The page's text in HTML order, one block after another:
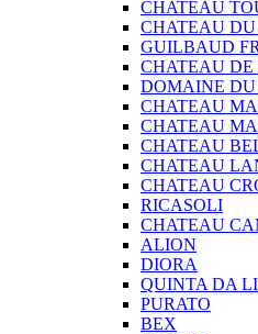
CHATEAU
CHATEAU DU
GUILBAUD
CHATEAU DE
DOMAINE
CHATEAU
CHATEAU
CHATEAU
CHATEAU
CHATEAU
RICASOLI
CHATEAU
ALION
DIORA
QUINTA DA
PURATO
BEX